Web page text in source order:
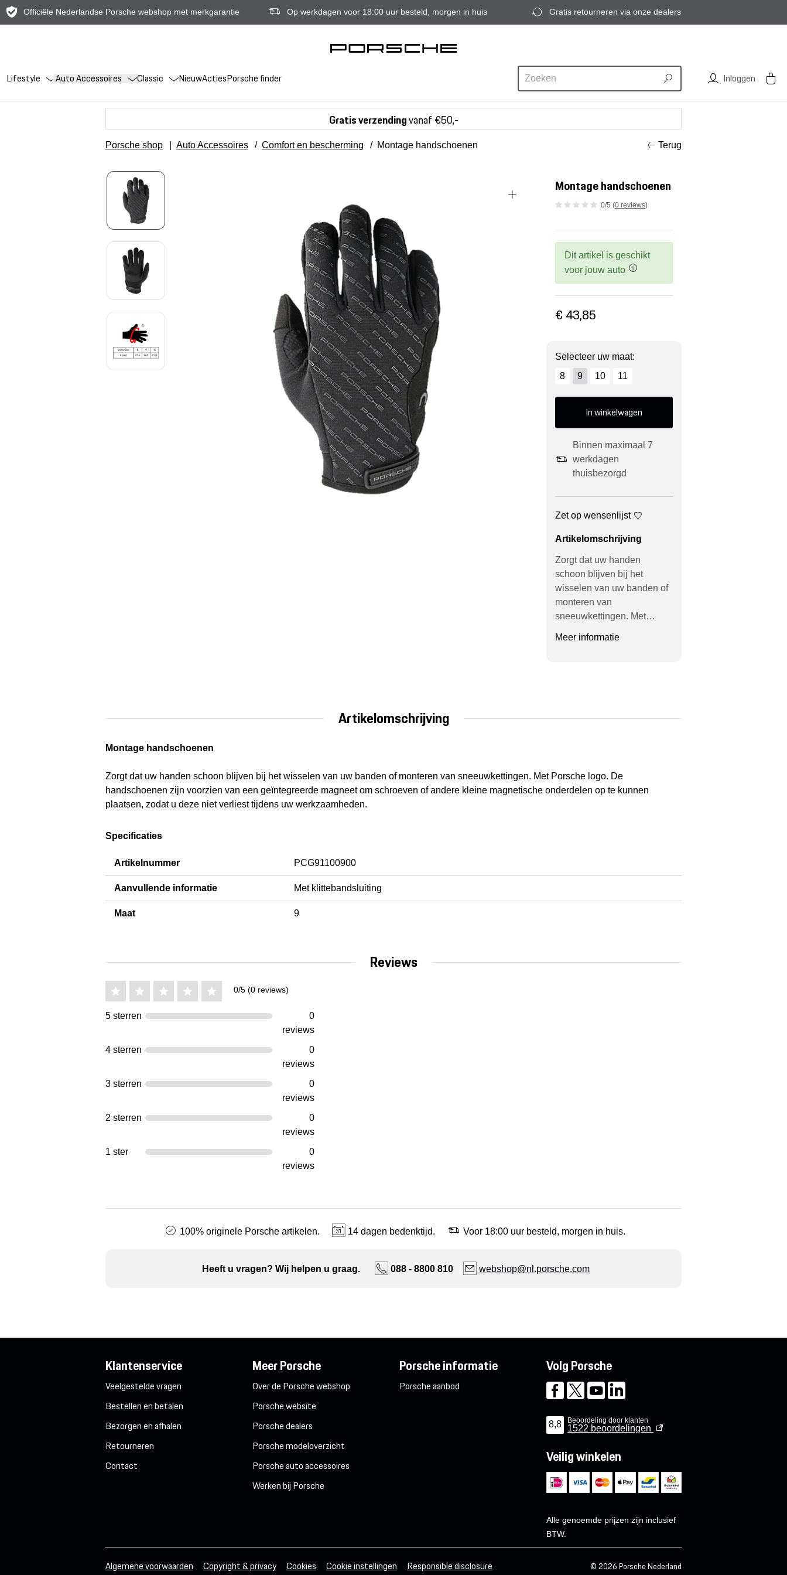
Officiële Nederlandse Porsche webshop met merkgarantie Op werkdagen voor 18:00 uur besteld, morgen in huis Gratis retourneren via onze dealers
Lifestyle Auto Accessoires Classic NieuwActiesPorsche finder Inloggen
Gratis verzendingvanaf €50,-
Porsche shop Auto Accessoires / Comfort en bescherming / Montage handschoenen Terug
Montage handschoenen
0/5 (0 reviews)
Dit artikel is geschikt
voor jouw auto
€ 43,85
Selecteer uw maat:
8
9 10 11
In winkelwagen
Binnen maximaal 7
werkdagen
thuisbezorgd
Zet op wensenlijst
Artikelomschrijving
Zorgt dat uw handen
schoon blijven bij het
wisselen van uw banden of
monteren van
sneeuwkettingen. Met…
Meer informatie
Artikelomschrijving
Montage handschoenen
Zorgt dat uw handen schoon blijven bij het wisselen van uw banden of monteren van sneeuwkettingen. Met Porsche logo. De
handschoenen zijn voorzien van een geïntegreerde magneet om schroeven of andere kleine magnetische onderdelen op te kunnen
plaatsen, zodat u deze niet verliest tijdens uw werkzaamheden.
Specificaties
Artikelnummer PCG91100900
Aanvullende informatie Met klittebandsluiting
Maat 9
Reviews
0/5 (0 reviews)
5 sterren
0
reviews
4 sterren
0
reviews
3 sterren
0
reviews
2 sterren
0
reviews
1 ster
0
reviews
100% originele Porsche artikelen. 14 dagen bedenktijd. Voor 18:00 uur besteld, morgen in huis.
Heeft u vragen? Wij helpen u graag. 088 - 8800 810 webshop@nl.porsche.com
Klantenservice
Veelgestelde vragen
Bestellen en betalen
Bezorgen en afhalen
Retourneren
Contact
Meer Porsche
Over de Porsche webshop
Porsche website
Porsche dealers
Porsche modeloverzicht
Porsche auto accessoires
Werken bij Porsche
Porsche informatie
Porsche aanbod
Volg Porsche
8,8 Beoordeling door klanten
1522 beoordelingen
Veilig winkelen
Alle genoemde prijzen zijn inclusief
BTW.
Algemene voorwaarden Copyright & privacy Cookies Cookie instellingen Responsible disclosure © 2026 Porsche Nederland